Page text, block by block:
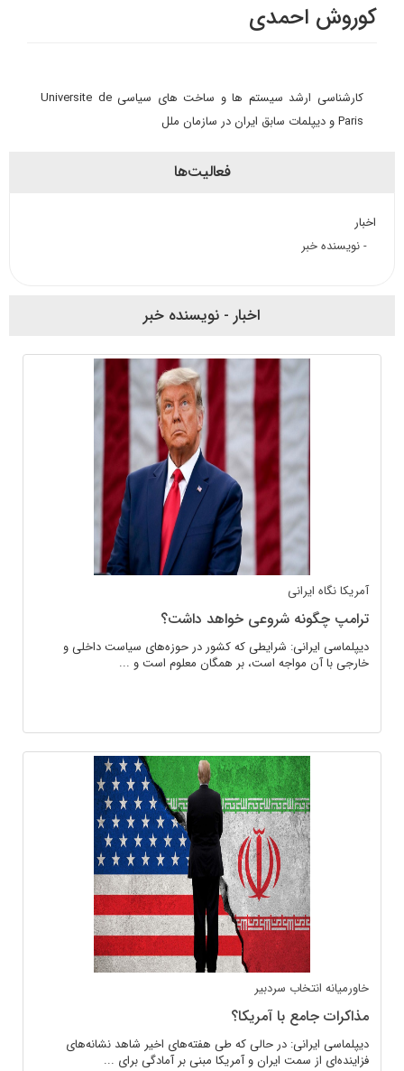
کوروش احمدی
کارشناسی ارشد سیستم ها و ساخت های سیاسی Universite de
Paris و دیپلمات سابق ایران در سازمان ملل
فعالیت‌ها
اخبار
- نویسنده خبر
اخبار - نویسنده خبر
آمریکانگاه ایرانی
ترامپ چگونه شروعی خواهد داشت؟
دیپلماسی ایرانی: شرایطی که کشور در حوزه‌های سیاست داخلی و
خارجی با آن مواجه است، بر همگان معلوم است و ...
خاورمیانه انتخاب سردبیر
مذاکرات جامع با آمریکا؟
دیپلماسی ایرانی: در حالی که طی هفته‌های اخیر شاهد نشانه‌های
فزاینده‌ای از سمت ایران و آمریکا مبنی بر آمادگی برای ...